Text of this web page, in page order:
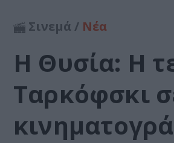
Σινεμά / Νέα
Η Θυσία: Η
Ταρκόφσκι